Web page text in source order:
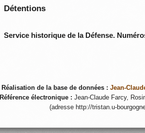
Détentions
Service historique de la Défense.
Réalisation de la base de données : Jean-
Référence électronique : Jean-Claude Farcy,
(adresse http://tristan.u-